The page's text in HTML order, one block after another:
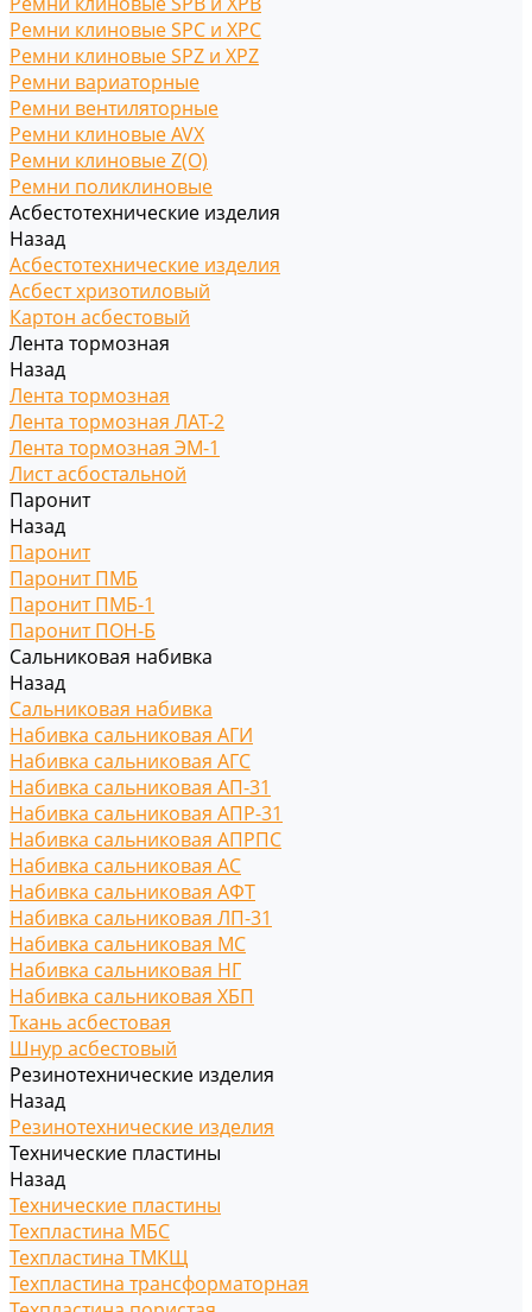
Ремни клиновые SPC и XPC
Ремни клиновые SPZ и XPZ
Ремни вариаторные
Ремни вентиляторные
Ремни клиновые AVX
Ремни клиновые Z(O)
Ремни поликлиновые
Асбестотехнические изделия
Назад
Асбестотехнические изделия
Асбест хризотиловый
Картон асбестовый
Лента тормозная
Назад
Лента тормозная
Лента тормозная ЛАТ-2
Лента тормозная ЭМ-1
Лист асбостальной
Паронит
Назад
Паронит
Паронит ПМБ
Паронит ПМБ-1
Паронит ПОН-Б
Сальниковая набивка
Назад
Сальниковая набивка
Набивка сальниковая АГИ
Набивка сальниковая АГС
Набивка сальниковая АП-31
Набивка сальниковая АПР-31
Набивка сальниковая АПРПС
Набивка сальниковая АС
Набивка сальниковая АФТ
Набивка сальниковая ЛП-31
Набивка сальниковая МС
Набивка сальниковая НГ
Набивка сальниковая ХБП
Ткань асбестовая
Шнур асбестовый
Резинотехнические изделия
Назад
Резинотехнические изделия
Технические пластины
Назад
Технические пластины
Техпластина МБС
Техпластина ТМКЩ
Техпластина трансформаторная